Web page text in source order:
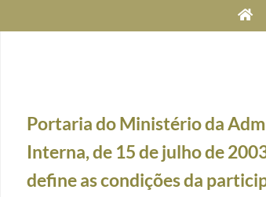
Portaria do Ministério da
Interna, de 15 de julho de
define as condições da